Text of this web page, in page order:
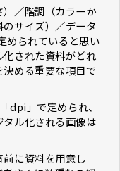
／階調（カラーか
サイズ）／データ
められていると思い
された資料がどれ
める重要な項目で
dpi」で定められ、
ル化される画像は
に資料を用意し